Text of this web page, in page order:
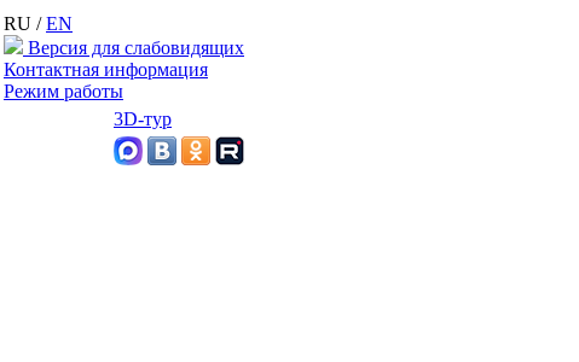
RU /EN
Версия для слабовидящих
Контактная информация
Режим работы
3D-тур